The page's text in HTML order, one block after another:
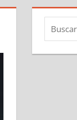
Buscar: